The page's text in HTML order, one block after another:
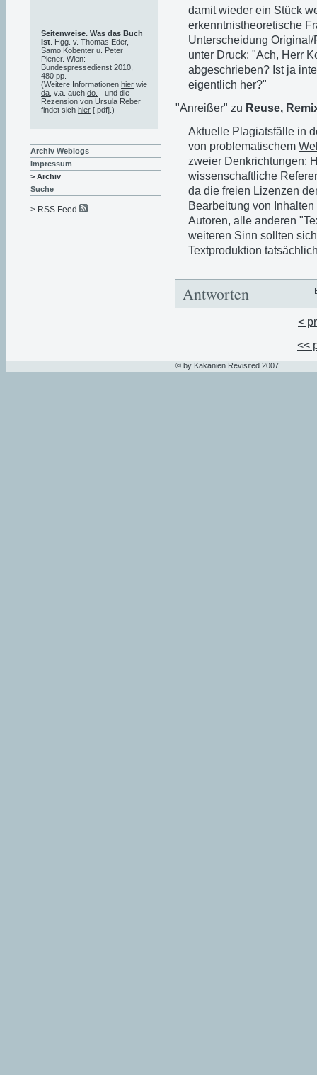
damit wieder ein Stück
erkenntnistheoretische
Unterscheidung
unter Druck: "Ach, Herr
abgeschrieben? Ist ja
eigentlich her?"
"Anreißer" zu Reuse,
Aktuelle Plagiatsfälle in
von problematischem
zweier Denkrichtungen:
wissenschaftliche
da die freien Lizenzen
Bearbeitung von
Autoren, alle anderen
weiteren Sinn sollten
Textproduktion
Antworten
<
<<
Seitenweise. Was das Buch
ist . Hgg. v. Thomas Eder,
Samo Kobenter u. Peter
Plener. Wien:
Bundespressedienst 2010,
480 pp.
(Weitere Informationen hier wie
da , v.a. auch do. - und die
Rezension von Ursula Reber
findet sich hier [.pdf].)
Archiv Weblogs
Impressum
> Archiv
Suche
> RSS Feed
© by Kakanien Revisited 2007